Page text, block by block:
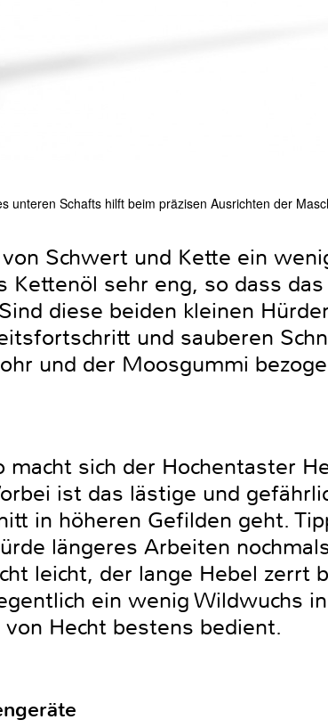
unteren Schafts hilft beim präzisen Ausrichten der
Schwert und Kette ein
Kettenöl sehr eng, so dass
diese beiden kleinen
und sauberen
und der Moosgummi
macht sich der Hochentaster
ist das lästige und
in höheren Gefilden geht.
längeres Arbeiten
leicht, der lange Hebel zerrt
ein wenig Wildwuchs
Hecht bestens bedient.